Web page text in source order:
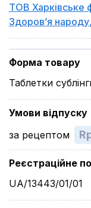
ТОВ Харківське
Здоров’я народу,
Форма товару
Таблетки
Умови відпуску
за рецептом
Реєстраційне
UA/13443/01/01